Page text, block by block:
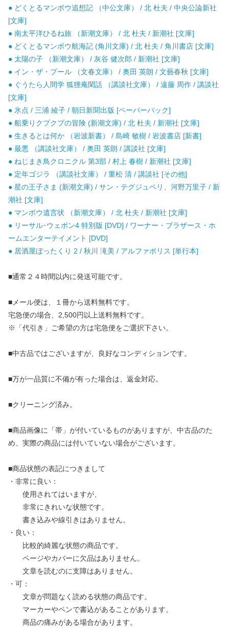
● どくとるマンボウ追想記 （中公文庫） / 北 杜夫 / 中央公論新社
[文庫]
● 南太平洋ひるね旅 （新潮文庫） / 北 杜夫 / 新潮社 [文庫]
● どくとるマンボウ航海記 (角川文庫) / 北 杜夫 / 角川書店 [文庫]
● 太陽の子 （新潮文庫） / 灰谷 健次郎 / 新潮社 [文庫]
● イン・ザ・プール （文春文庫） / 奥田 英朗 / 文藝春秋 [文庫]
● ぐうたら人間学 狐狸庵閑話 （講談社文庫） / 遠藤 周作 / 講談社
[文庫]
● 氷点 / 三浦 綾子 / 朝日新聞出版 [ペーパーバック]
● 船乗りクプクプの冒険 (新潮文庫) / 北 杜夫 / 新潮社 [文庫]
● 生きるとは何か （岩波新書） / 島崎 敏樹 / 岩波書店 [新書]
● 最悪 （講談社文庫） / 奥田 英朗 / 講談社 [文庫]
● ねじまき鳥クロニクル 第3部 / 村上 春樹 / 新潮社 [文庫]
● 定年ゴジラ （講談社文庫） / 重松 清 / 講談社 [その他]
● 星の王子さま (新潮文庫) / サン・テグジュペリ、河野万里子 / 新
潮社 [文庫]
● マンボウ遺言状 （新潮文庫） / 北 杜夫 / 新潮社 [文庫]
● リーサル･ウェポン4 特別版 [DVD] / ワーナー・ブラザース・ホ
ームエンターテイメント [DVD]
● 居酒屋ぼったくり 2 / 秋川 滝美 / アルファポリス [単行本]
■通常２４時間以内に発送可能です。
■メール便は、１冊から送料無料です。
宅急便の場合、2,500円以上送料無料です。
※「代引き」ご希望の方は宅急便をご選択下さい。
■中古品ではございますが、良好なコンディションです。
■万が一品質に不備が有った場合は、返金対応。
■クリーニング済み。
■商品画像に「帯」が付いているものがありますが、中古品のた
め、実際の商品には付いていない場合がございます。
■商品状態の表記につきまして
・非常に良い：
使用されてはいますが、
非常にきれいな状態です。
書き込みや線引きはありません。
・良い：
比較的綺麗な状態の商品です。
ページやカバーに欠品はありません。
文章を読むのに支障はありません。
・可：
文章が問題なく読める状態の商品です。
マーカーやペンで書込があることがあります。
商品の痛みがある場合があります。